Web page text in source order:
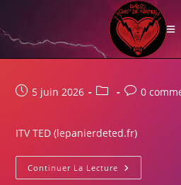
to
content
lepanierdeted.fr
Publication
5 juin 2026
Post
publication :
0
ITV TED (lepanierdeted.fr)
Continuer La Lecture ITV
Ted